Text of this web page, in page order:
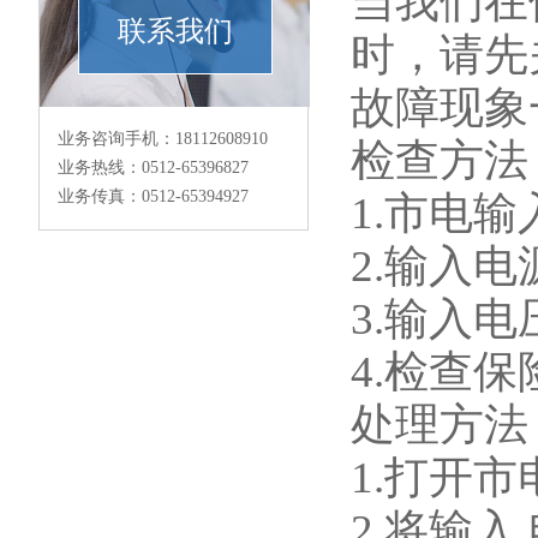
联系我们
业务咨询手机：18112608910
业务热线：0512-65396827
业务传真：0512-65394927
时，请
故障现
检查方法
1.市电输
2.输入电
3.输入电
4.检查保
处理方法
1.打开市